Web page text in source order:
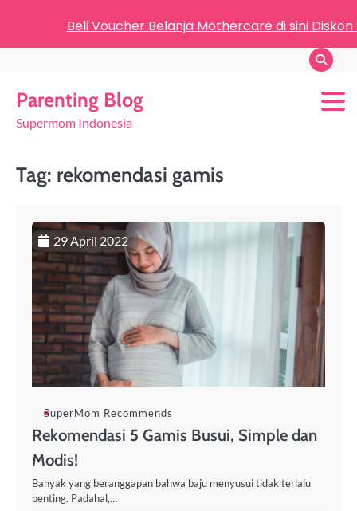
Parenting Blog
Supermom Indonesia
Tag: rekomendasi gamis
29 April 2022
SuperMom Recommends
Rekomendasi 5 Gamis Busui, Simple dan
Modis!
Banyak yang beranggapan bahwa baju menyusui tidak terlalu
penting. Padahal,…
Beli Voucher Belanja Mothercare di sini Diskon